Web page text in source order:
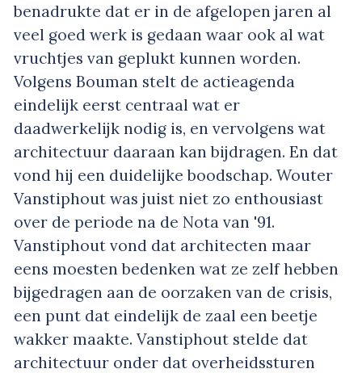
benadrukte dat er in de afgelopen jaren al
veel goed werk is gedaan waar ook al wat
vruchtjes van geplukt kunnen worden.
Volgens Bouman stelt de actieagenda
eindelijk eerst centraal wat er
daadwerkelijk nodig is, en vervolgens wat
architectuur daaraan kan bijdragen. En dat
vond hij een duidelijke boodschap. Wouter
Vanstiphout was juist niet zo enthousiast
over de periode na de Nota van '91.
Vanstiphout vond dat architecten maar
eens moesten bedenken wat ze zelf hebben
bijgedragen aan de oorzaken van de crisis,
een punt dat eindelijk de zaal een beetje
wakker maakte. Vanstiphout stelde dat
architectuur onder dat overheidssturen